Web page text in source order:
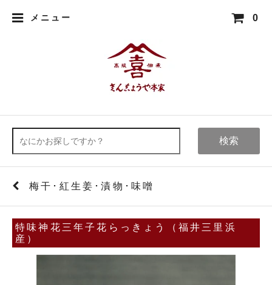
メニュー 0
検索
梅干･紅生姜･漬物･味噌
特味神花三年子花らっきょう（福井三里浜
産）